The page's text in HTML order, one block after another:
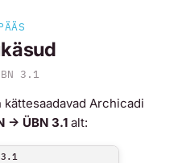
3.1
Archicadi
→ ÜBN 3.1 alt:
3.1